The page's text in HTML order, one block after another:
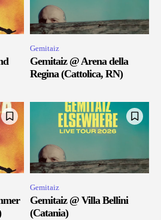
Gemitaiz
Gemitaiz @ Arena della
Regina (Cattolica, RN)
Gemitaiz
Gemitaiz @ Villa Bellini
(Catania)